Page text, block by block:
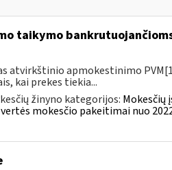
taikymo
atvirkštinio apmokestinimo
kai prekes tiekia...
žinyno kategorijos: Mokesčių
mokesčio pakeitimai nuo